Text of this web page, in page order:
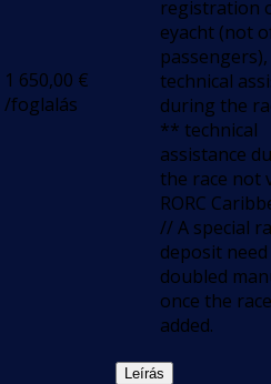
1 650,00 €
/foglalás
registration
eyacht (not
passengers),
technical
during the
** technical
assistance
the race not
RORC
// A special
deposit
doubled
once the
added.
Leírás